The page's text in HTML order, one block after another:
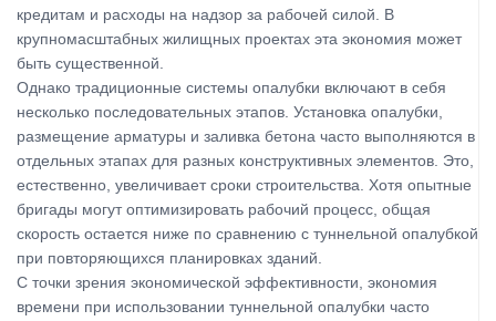
кредитам и расходы на надзор за рабочей силой. В
крупномасштабных жилищных проектах эта экономия может
быть существенной.
Однако традиционные системы опалубки включают в себя
несколько последовательных этапов. Установка опалубки,
размещение арматуры и заливка бетона часто выполняются в
отдельных этапах для разных конструктивных элементов. Это,
естественно, увеличивает сроки строительства. Хотя опытные
бригады могут оптимизировать рабочий процесс, общая
скорость остается ниже по сравнению с туннельной опалубкой
при повторяющихся планировках зданий.
С точки зрения экономической эффективности, экономия
времени при использовании туннельной опалубки часто